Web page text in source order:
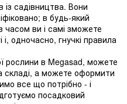
із садівництва. Вони
в будь-який
часом ви і самі зможете
одночасно, гнучкі правила
рослини в Megasad, можете
складі, а можете оформити
все що потрібно - і
посадковий